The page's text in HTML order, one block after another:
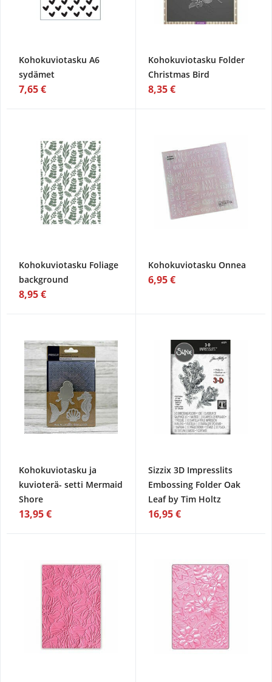
Kohokuviotasku A6
sydämet
7,65 €
Kohokuviotasku Folder
Christmas Bird
8,35 €
Kohokuviotasku Foliage
background
8,95 €
Kohokuviotasku Onnea
6,95 €
Kohokuviotasku ja
kuvioterä- setti Mermaid
Shore
13,95 €
Sizzix 3D Impresslits
Embossing Folder Oak
Leaf by Tim Holtz
16,95 €